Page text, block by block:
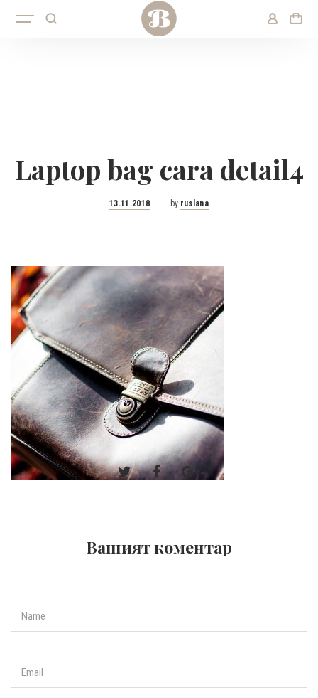
Laptop bag cara detail4
Posted
13.11.2018 by ruslana
Вашият коментар